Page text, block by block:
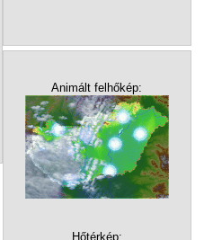
Animált felhőkép:
Hőtérkép: